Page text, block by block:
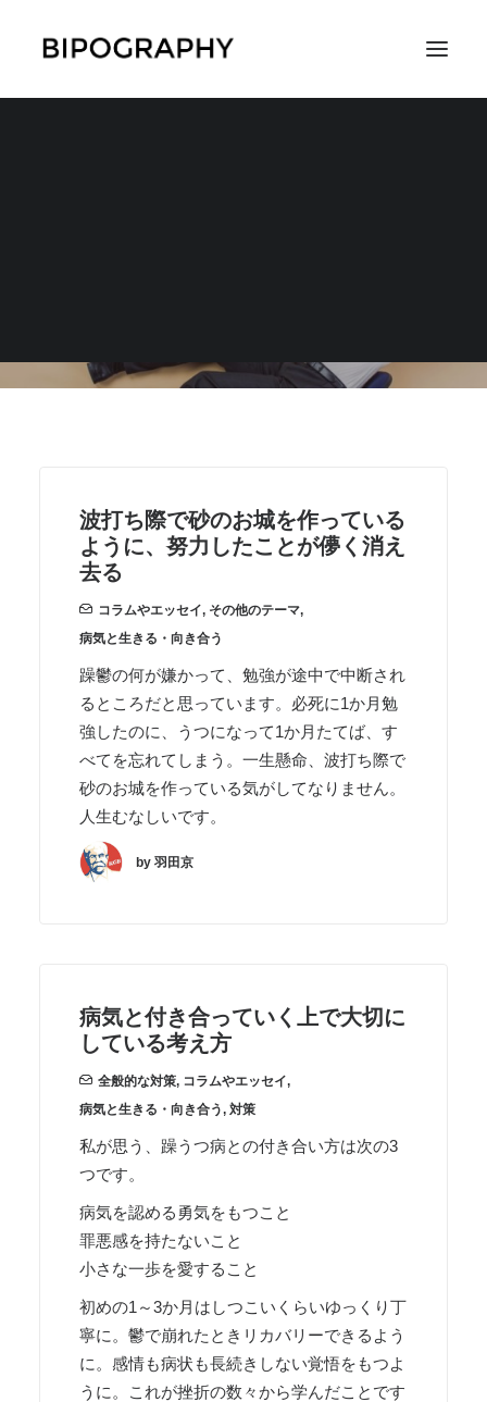
波打ち際で砂のお城を作っている
ように、努力したことが儚く消え
去る
コラムやエッセイ, その他のテーマ,
病気と生きる・向き合う
躁鬱の何が嫌かって、勉強が途中で中断され
るところだと思っています。必死に1か月勉
強したのに、うつになって1か月たてば、す
べてを忘れてしまう。一生懸命、波打ち際で
砂のお城を作っている気がしてなりません。
人生むなしいです。
by 羽田京
病気と付き合っていく上で大切に
している考え方
全般的な対策, コラムやエッセイ,
病気と生きる・向き合う, 対策
私が思う、躁うつ病との付き合い方は次の3
つです。
病気を認める勇気をもつこと
罪悪感を持たないこと
小さな一歩を愛すること
初めの1～3か月はしつこいくらいゆっくり丁
寧に。鬱で崩れたときリカバリーできるよう
に。感情も病状も長続きしない覚悟をもつよ
うに。これが挫折の数々から学んだことです